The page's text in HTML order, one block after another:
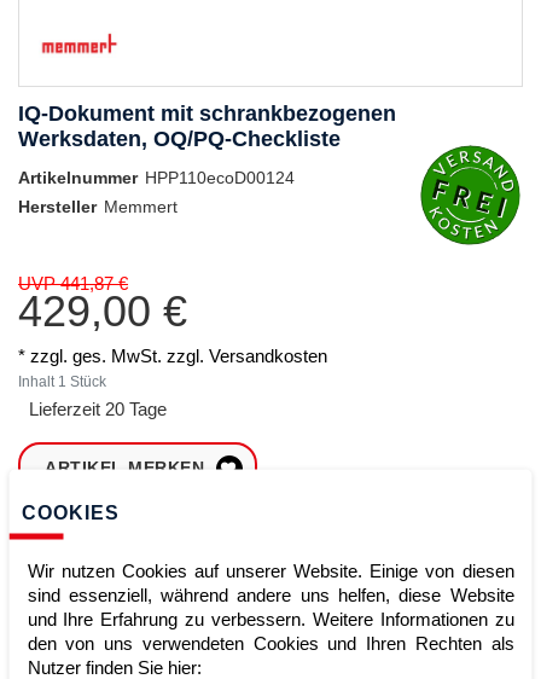
IQ-Dokument mit schrankbezogenen
Werksdaten, OQ/PQ-Checkliste
Artikelnummer HPP110ecoD00124
Hersteller Memmert
UVP 441,87 €
429,00 €
* zzgl. ges. MwSt. zzgl. Versandkosten
Inhalt 1 Stück
Lieferzeit 20 Tage
ARTIKEL MERKEN
Sofort lieferbar
COOKIES
Wir nutzen Cookies auf unserer Website. Einige von diesen
sind essenziell, während andere uns helfen, diese Website
und Ihre Erfahrung zu verbessern. Weitere Informationen zu
den von uns verwendeten Cookies und Ihren Rechten als
Nutzer finden Sie hier: